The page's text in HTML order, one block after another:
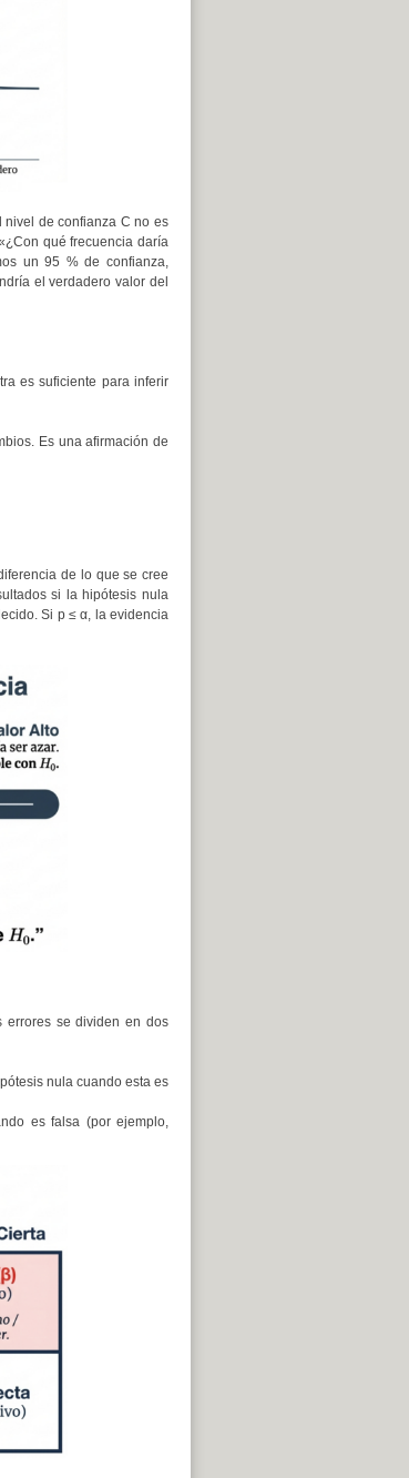
nivel de confianza C no es
qué frecuencia daría
un 95 % de confianza,
el verdadero valor del
es suficiente para inferir
Es una afirmación de
de lo que se cree
si la hipótesis nula
Si p ≤ α, la evidencia
errores se dividen en dos
nula cuando esta es
es falsa (por ejemplo,